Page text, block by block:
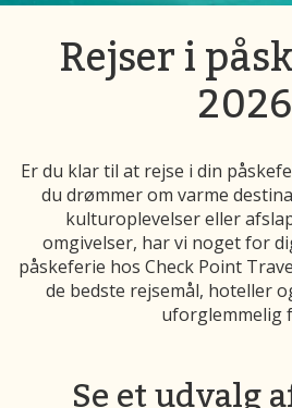
Rejser i
2026
Er du klar til at rejse i din
du drømmer om varme
kulturoplevelser eller
omgivelser, har vi noget for
påskeferie hos Check Point
de bedste rejsemål, hoteller
uforglemmelig
Se et udvalg